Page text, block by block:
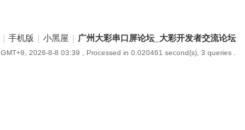
| 手机版 | 小黑屋 | 广州大彩串口屏论坛_大彩开发者交流论坛
GMT+8, 2026-8-8 03:39 , Processed in 0.020461 second(s), 3 queries .